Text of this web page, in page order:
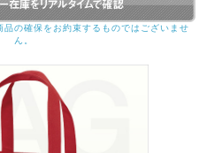
の確保をお約束するものではございませ
ん。